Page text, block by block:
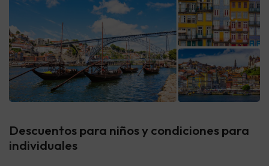
Descuentos para niños y condiciones para
individuales